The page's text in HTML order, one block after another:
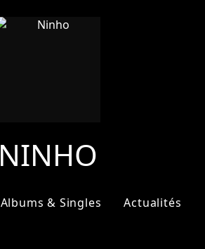
NINHO
Albums & Singles Actualités